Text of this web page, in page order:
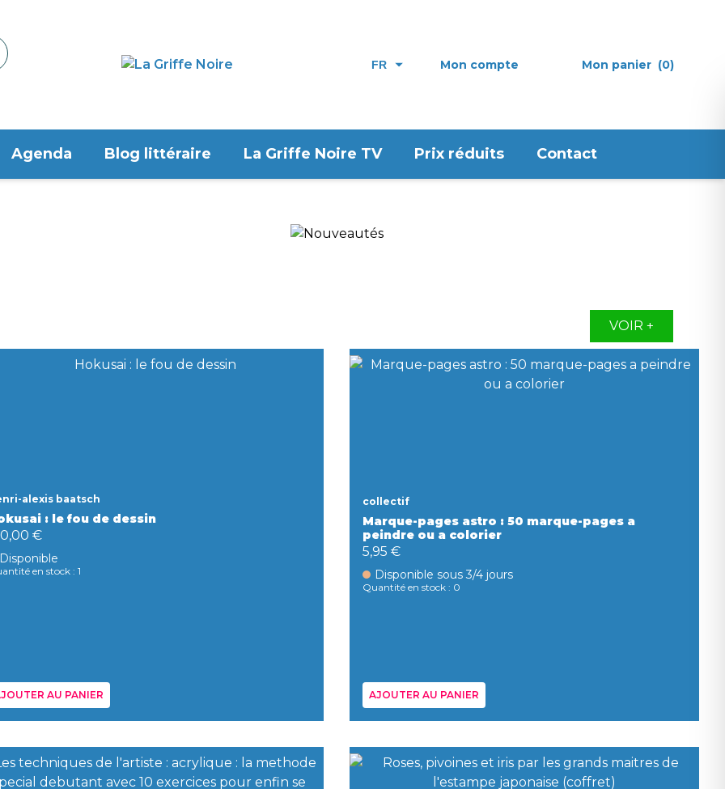
FR Mon compte Mon panier (0)
Agenda Blog littéraire La Griffe Noire TV Prix réduits Contact
VOIR +
alexis baatsch
: le fou de dessin
€
Disponible
en stock : 1
AU PANIER
collectif
Marque-pages astro : 50 marque-pages a
peindre ou a colorier
5,95 €
Disponible sous 3/4 jours
Quantité en stock : 0
AJOUTER AU PANIER